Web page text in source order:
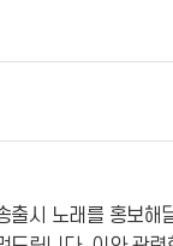
시 노래를 홍보해